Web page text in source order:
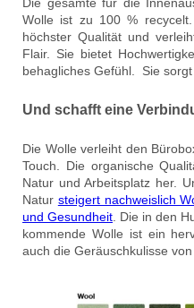
Wolle ist zu 100 %
höchster Qualität und
Flair. Sie bietet
behagliches Gefühl. Sie
Und schafft eine
Die Wolle verleiht den
Touch. Die organische
Natur und Arbeitsplatz her.
Natur steigert nachweislich
und Gesundheit . Die in den
kommende Wolle ist ein
auch die Geräuschkulisse